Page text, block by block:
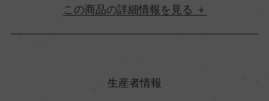
詳細情報
生産者情報